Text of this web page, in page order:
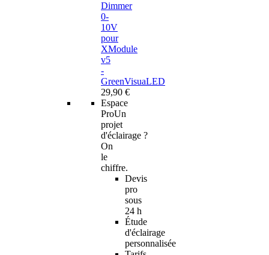
Dimmer
0-
10V
pour
XModule
v5
-
GreenVisuaLED
29,90 €
Espace
ProUn
projet
d'éclairage ?
On
le
chiffre.
Devis
pro
sous
24 h
Étude
d'éclairage
personnalisée